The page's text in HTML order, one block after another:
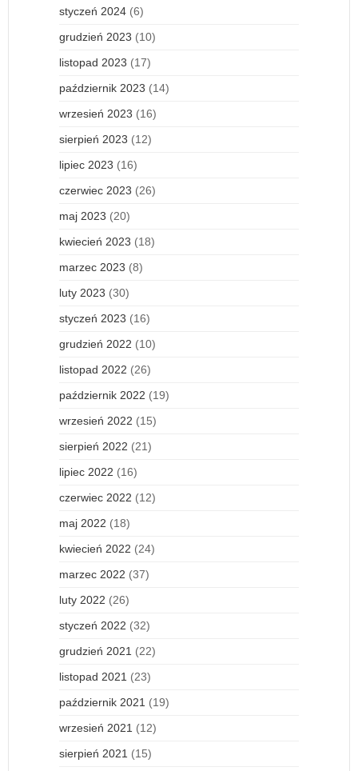
styczeń 2024 (6)
grudzień 2023 (10)
listopad 2023 (17)
październik 2023 (14)
wrzesień 2023 (16)
sierpień 2023 (12)
lipiec 2023 (16)
czerwiec 2023 (26)
maj 2023 (20)
kwiecień 2023 (18)
marzec 2023 (8)
luty 2023 (30)
styczeń 2023 (16)
grudzień 2022 (10)
listopad 2022 (26)
październik 2022 (19)
wrzesień 2022 (15)
sierpień 2022 (21)
lipiec 2022 (16)
czerwiec 2022 (12)
maj 2022 (18)
kwiecień 2022 (24)
marzec 2022 (37)
luty 2022 (26)
styczeń 2022 (32)
grudzień 2021 (22)
listopad 2021 (23)
październik 2021 (19)
wrzesień 2021 (12)
sierpień 2021 (15)